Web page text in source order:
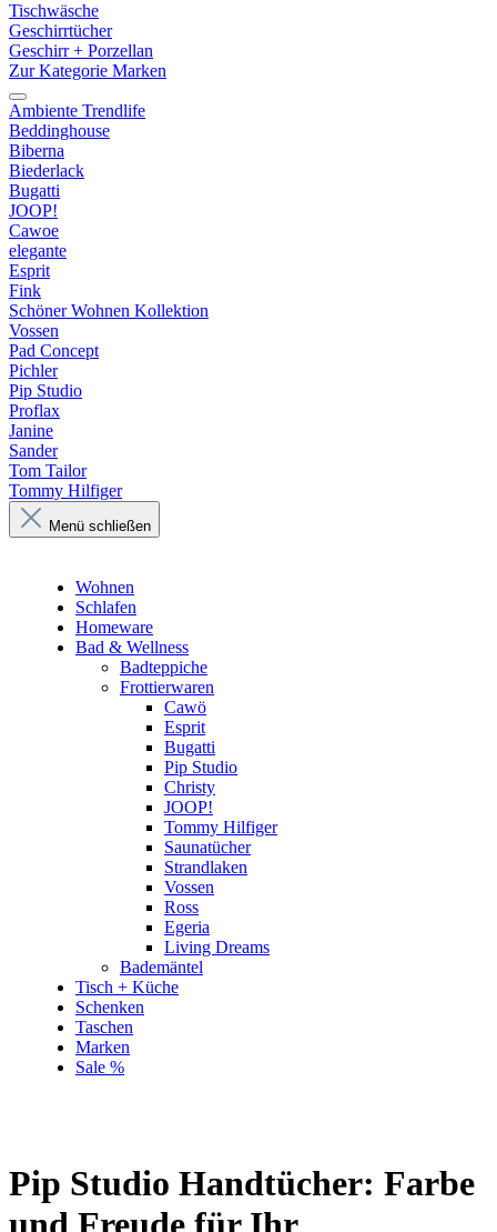
Tischwäsche
Geschirrtücher
Geschirr + Porzellan
Zur Kategorie Marken
Ambiente Trendlife
Beddinghouse
Biberna
Biederlack
Bugatti
JOOP!
Cawoe
elegante
Esprit
Fink
Schöner Wohnen Kollektion
Vossen
Pad Concept
Pichler
Pip Studio
Proflax
Janine
Sander
Tom Tailor
Tommy Hilfiger
Menü schließen
Wohnen
Schlafen
Homeware
Bad & Wellness
Badteppiche
Frottierwaren
Cawö
Esprit
Bugatti
Pip Studio
Christy
JOOP!
Tommy Hilfiger
Saunatücher
Strandlaken
Vossen
Ross
Egeria
Living Dreams
Bademäntel
Tisch + Küche
Schenken
Taschen
Marken
Sale %
Pip Studio Handtücher: Farbe